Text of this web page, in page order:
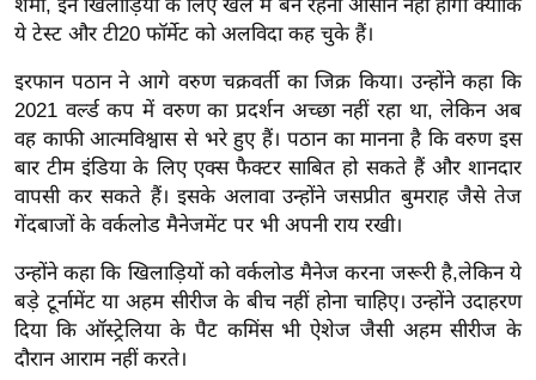
यं
ग
इं
डि
या
सा
हि
त्य
ज
ग
त
शमी, इन खिलाड़ियों के लिए खेल में बने रहना आसान नहीं होगा क्योंकि
ये टेस्ट और टी20 फॉर्मेट को अलविदा कह चुके हैं।
इरफान पठान ने आगे वरुण चक्रवर्ती का जिक्र किया। उन्होंने कहा कि
2021 वर्ल्ड कप में वरुण का प्रदर्शन अच्छा नहीं रहा था, लेकिन अब
वह काफी आत्मविश्वास से भरे हुए हैं। पठान का मानना है कि वरुण इस
बार टीम इंडिया के लिए एक्स फैक्टर साबित हो सकते हैं और शानदार
वापसी कर सकते हैं। इसके अलावा उन्होंने जसप्रीत बुमराह जैसे तेज
गेंदबाजों के वर्कलोड मैनेजमेंट पर भी अपनी राय रखी।
उन्होंने कहा कि खिलाड़ियों को वर्कलोड मैनेज करना जरूरी है,लेकिन ये
बड़े टूर्नामेंट या अहम सीरीज के बीच नहीं होना चाहिए। उन्होंने उदाहरण
दिया कि ऑस्ट्रेलिया के पैट कमिंस भी ऐशेज जैसी अहम सीरीज के
दौरान आराम नहीं करते।